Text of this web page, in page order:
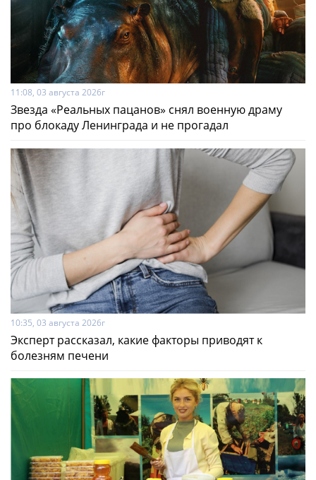
11:08, 03 августа 2026г
Звезда «Реальных пацанов» снял военную драму
про блокаду Ленинграда и не прогадал
10:35, 03 августа 2026г
Эксперт рассказал, какие факторы приводят к
болезням печени